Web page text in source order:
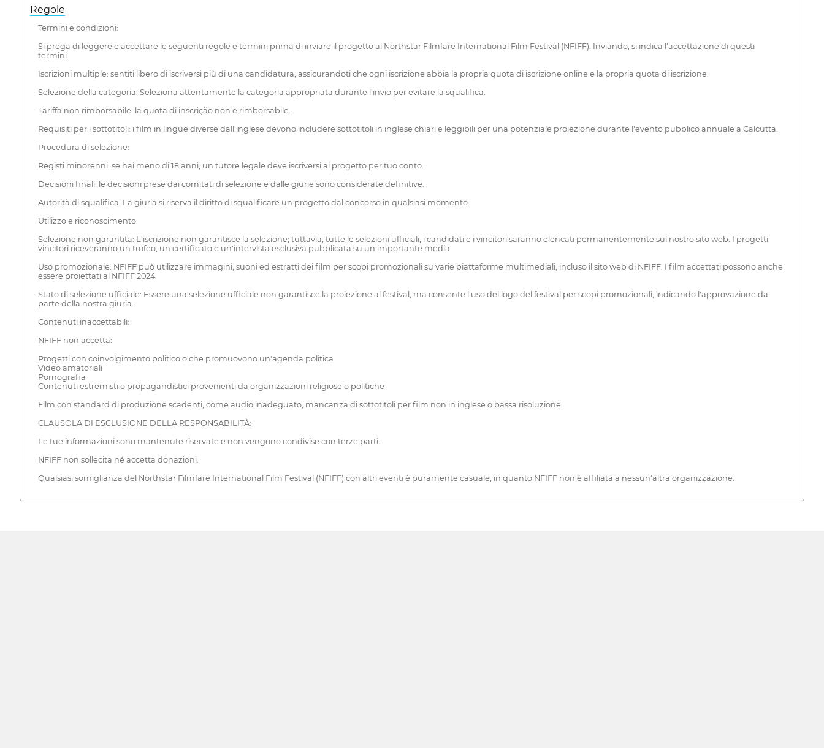
Regole
Termini e condizioni:
Si prega di leggere e accettare le seguenti regole e termini prima di inviare il progetto al Northstar Filmfare International Film Festival (NFIFF). Inviando, si indica l'accettazione di questi
termini.
Iscrizioni multiple: sentiti libero di iscriversi più di una candidatura, assicurandoti che ogni iscrizione abbia la propria quota di iscrizione online e la propria quota di iscrizione.
Selezione della categoria: Seleziona attentamente la categoria appropriata durante l'invio per evitare la squalifica.
Tariffa non rimborsabile: la quota di inscrição non è rimborsabile.
Requisiti per i sottotitoli: i film in lingue diverse dall'inglese devono includere sottotitoli in inglese chiari e leggibili per una potenziale proiezione durante l'evento pubblico annuale a Calcutta.
Procedura di selezione:
Registi minorenni: se hai meno di 18 anni, un tutore legale deve iscriversi al progetto per tuo conto.
Decisioni finali: le decisioni prese dai comitati di selezione e dalle giurie sono considerate definitive.
Autorità di squalifica: La giuria si riserva il diritto di squalificare un progetto dal concorso in qualsiasi momento.
Utilizzo e riconoscimento:
Selezione non garantita: L'iscrizione non garantisce la selezione; tuttavia, tutte le selezioni ufficiali, i candidati e i vincitori saranno elencati permanentemente sul nostro sito web. I progetti
vincitori riceveranno un trofeo, un certificato e un'intervista esclusiva pubblicata su un importante media.
Uso promozionale: NFIFF può utilizzare immagini, suoni ed estratti dei film per scopi promozionali su varie piattaforme multimediali, incluso il sito web di NFIFF. I film accettati possono anche
essere proiettati al NFIFF 2024.
Stato di selezione ufficiale: Essere una selezione ufficiale non garantisce la proiezione al festival, ma consente l'uso del logo del festival per scopi promozionali, indicando l'approvazione da
parte della nostra giuria.
Contenuti inaccettabili:
NFIFF non accetta:
Progetti con coinvolgimento politico o che promuovono un'agenda politica
Video amatoriali
Pornografia
Contenuti estremisti o propagandistici provenienti da organizzazioni religiose o politiche
Film con standard di produzione scadenti, come audio inadeguato, mancanza di sottotitoli per film non in inglese o bassa risoluzione.
CLAUSOLA DI ESCLUSIONE DELLA RESPONSABILITÀ:
Le tue informazioni sono mantenute riservate e non vengono condivise con terze parti.
NFIFF non sollecita né accetta donazioni.
Qualsiasi somiglianza del Northstar Filmfare International Film Festival (NFIFF) con altri eventi è puramente casuale, in quanto NFIFF non è affiliata a nessun'altra organizzazione.